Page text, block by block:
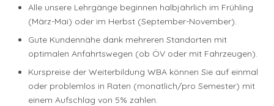
Alle unsere Lehrgänge beginnen halbjährlich im Frühling
(März-Mai) oder im Herbst (September-November).
Gute Kundennähe dank mehreren Standorten mit
optimalen Anfahrtswegen (ob ÖV oder mit Fahrzeugen).
Kurspreise der Weiterbildung WBA können Sie auf einmal
oder problemlos in Raten (monatlich/pro Semester) mit
einem Aufschlag von 5% zahlen.